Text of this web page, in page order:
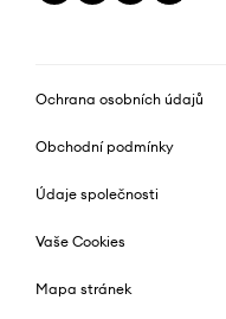
Ochrana osobních údajů
Obchodní podmínky
Údaje společnosti
Vaše Cookies
Mapa stránek